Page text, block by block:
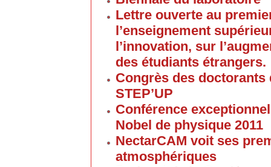
Lettre ouverte au
l’enseignement
l’innovation, sur
des étudiants étrangers.
Congrès des doctorants
STEP’UP
Conférence
Nobel de physique 2011
NectarCAM voit ses
atmosphériques